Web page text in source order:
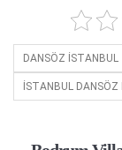
DANSÖZ İSTANBUL
İSTANBUL DANSÖZ